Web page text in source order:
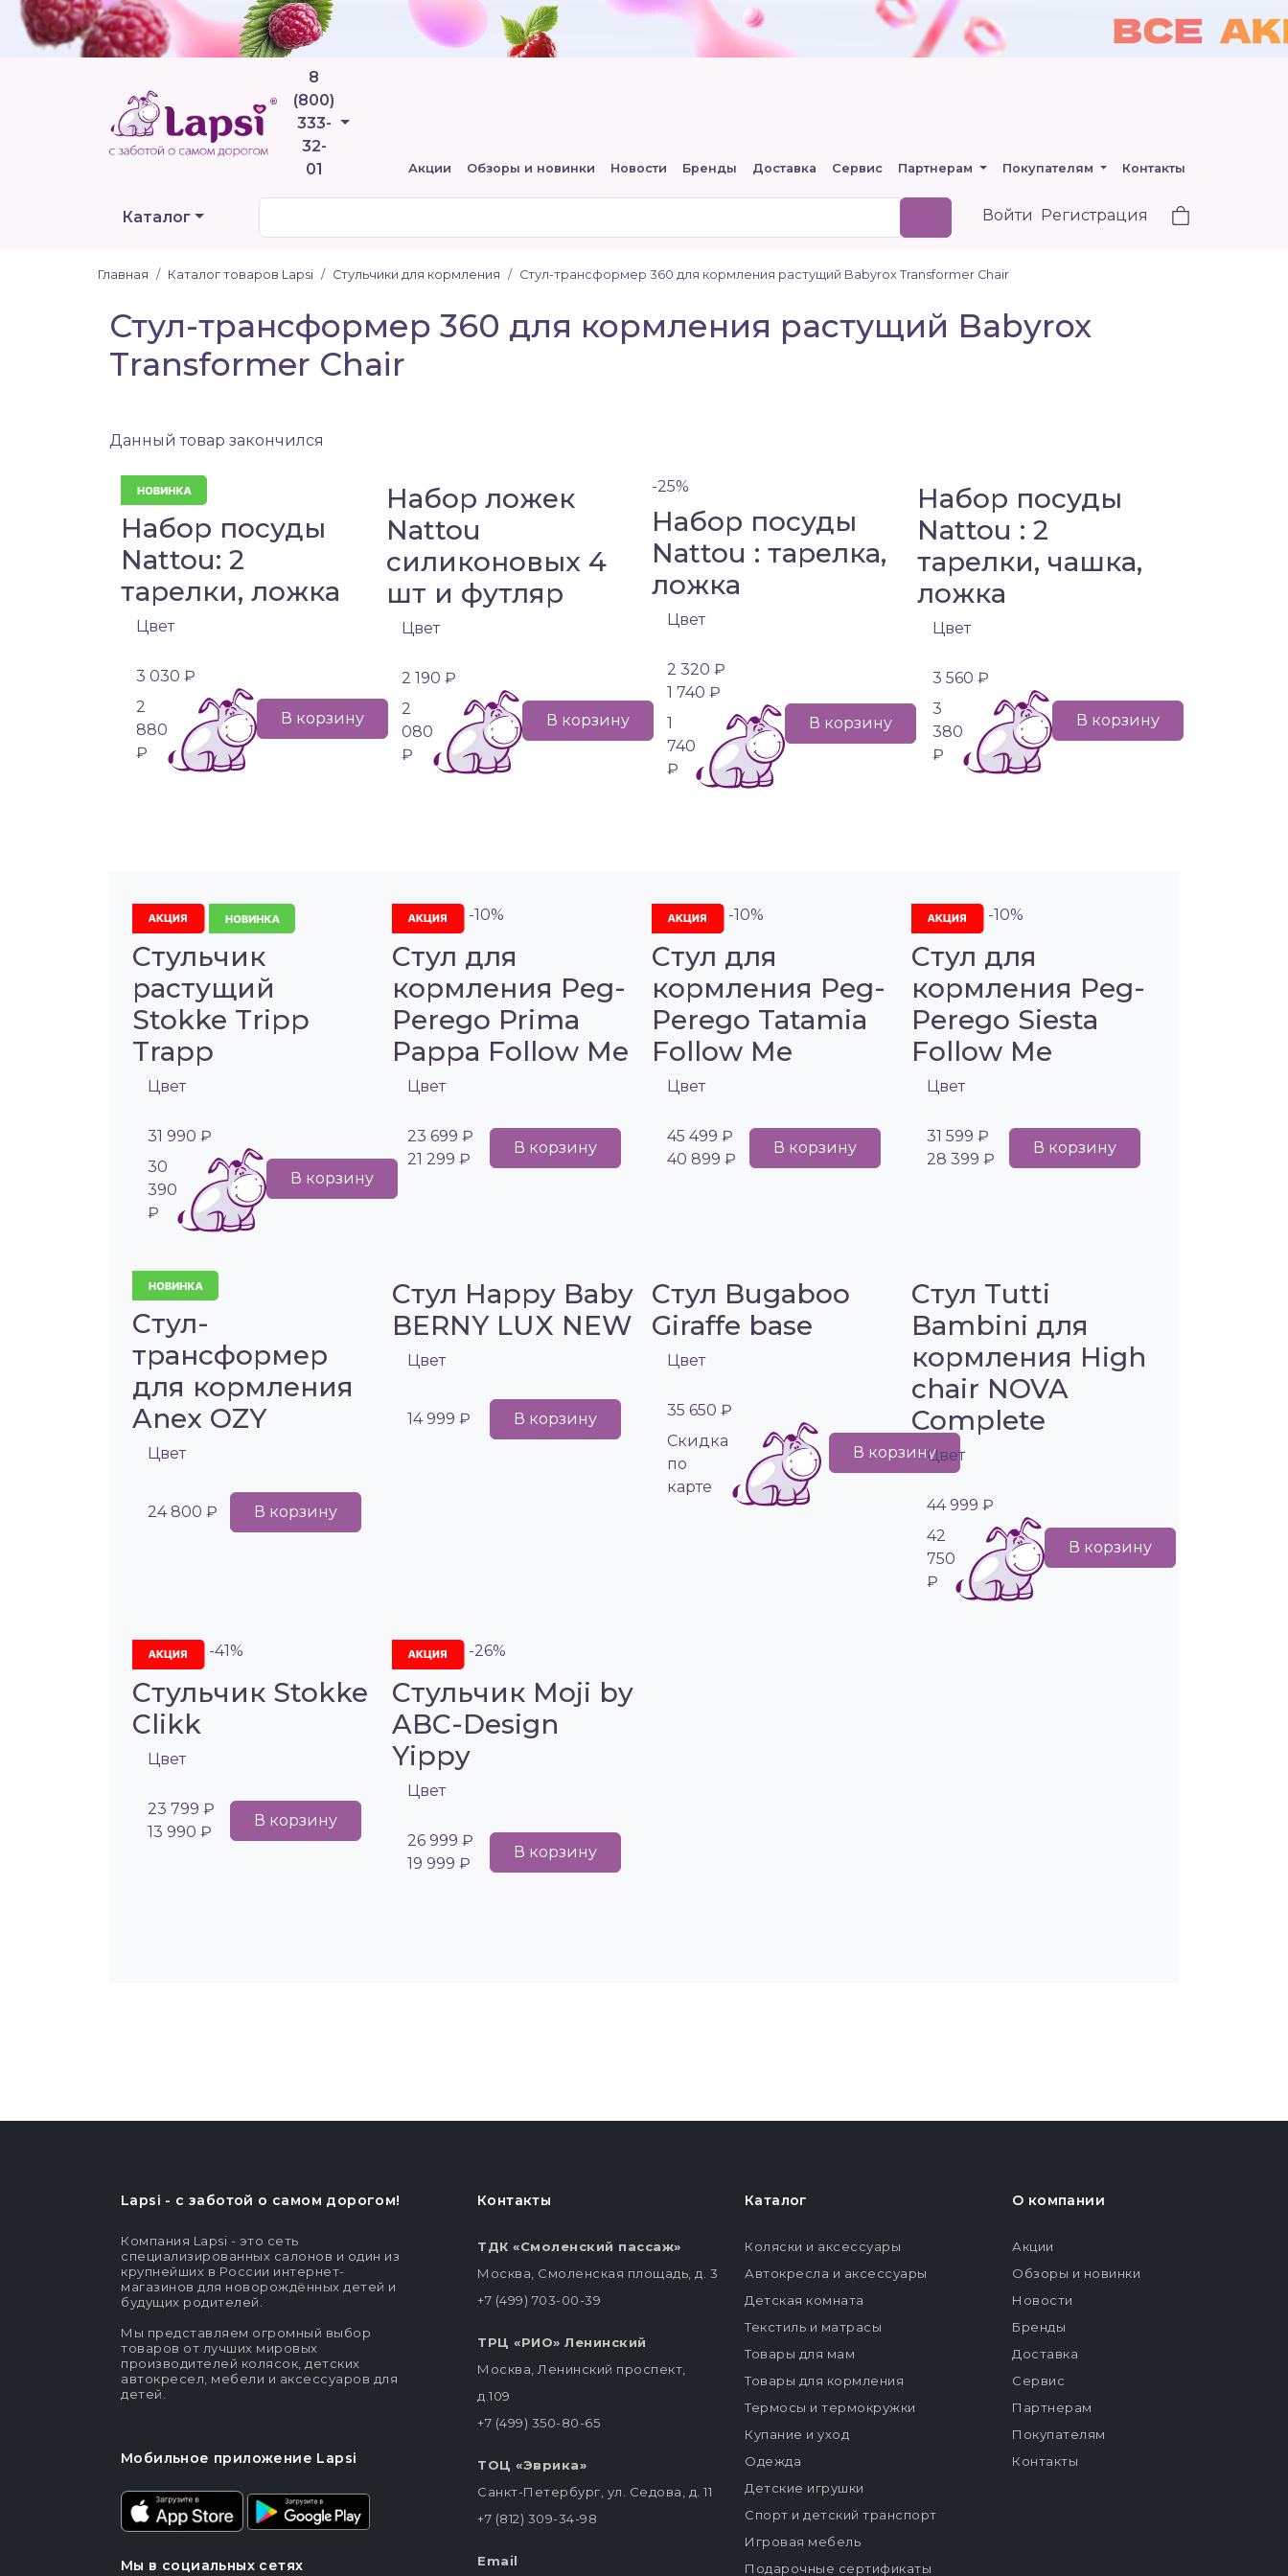
8
(800)
333-
32-
01
Телефоны
Акции Обзоры и новинки Новости Бренды Доставка Сервис Партнерам Покупателям Контакты
Каталог Войти Регистрация
Главная Каталог товаров Lapsi Стульчики для кормления Стул-трансформер 360 для кормления растущий Babyrox Transformer Сhair
Стул-трансформер 360 для кормления растущий Babyrox
Transformer Сhair
Данный товар закончился
Набор посуды
Nattou: 2
тарелки, ложка
Цвет
3 030 ₽
2
880
₽
В корзину
Набор ложек
Nattou
силиконовых 4
шт и футляр
Цвет
2 190 ₽
2
080
₽
В корзину
-25%
Набор посуды
Nattou : тарелка,
ложка
Цвет
2 320 ₽
1 740 ₽
1
740
₽
В корзину
Набор посуды
Nattou : 2
тарелки, чашка,
ложка
Цвет
3 560 ₽
3
380
₽
В корзину
Стульчик
растущий
Stokke Tripp
Trapp
Цвет
31 990 ₽
30
390
₽
В корзину
-10%
Стул для
кормления Peg-
Perego Prima
Pappa Follow Me
Цвет
23 699 ₽
21 299 ₽
В корзину
-10%
Стул для
кормления Peg-
Perego Tatamia
Follow Me
Цвет
45 499 ₽
40 899 ₽
В корзину
-10%
Стул для
кормления Peg-
Perego Siesta
Follow Me
Цвет
31 599 ₽
28 399 ₽
В корзину
Стул-
трансформер
для кормления
Anex OZY
Цвет
24 800 ₽ В корзину
Стул Happy Baby
BERNY LUX NEW
Цвет
14 999 ₽ В корзину
Стул Bugaboo
Giraffe base
Цвет
35 650 ₽
Cкидка
по
карте
В корзину
Стул Tutti
Bambini для
кормления High
chair NOVA
Complete
Цвет
44 999 ₽
42
750
₽
В корзину
-41%
Стульчик Stokke
Clikk
Цвет
23 799 ₽
13 990 ₽
В корзину
-26%
Стульчик Moji by
ABC-Design
Yippy
Цвет
26 999 ₽
19 999 ₽
В корзину
Lapsi - c заботой о самом дорогом!
Компания Lapsi - это сеть
специализированных салонов и один из
крупнейших в России интернет-
магазинов для новорождённых детей и
будущих родителей.
Мы представляем огромный выбор
товаров от лучших мировых
производителей колясок, детских
автокресел, мебели и аксессуаров для
детей.
Мобильное приложение Lapsi
Мы в социальных сетях
Контакты
ТДК «Смоленский пассаж»
Москва, Смоленская площадь, д. 3
+7 (499) 703-00-39
ТРЦ «РИО» Ленинский
Москва, Ленинский проспект,
д.109
+7 (499) 350-80-65
ТОЦ «Эврика»
Санкт-Петербург, ул. Седова, д. 11
+7 (812) 309-34-98
Email
Каталог
Коляски и аксессуары
Автокресла и аксессуары
Детская комната
Текстиль и матрасы
Товары для мам
Товары для кормления
Термосы и термокружки
Купание и уход
Одежда
Детские игрушки
Спорт и детский транспорт
Игровая мебель
Подарочные сертификаты
О компании
Акции
Обзоры и новинки
Новости
Бренды
Доставка
Сервис
Партнерам
Покупателям
Контакты